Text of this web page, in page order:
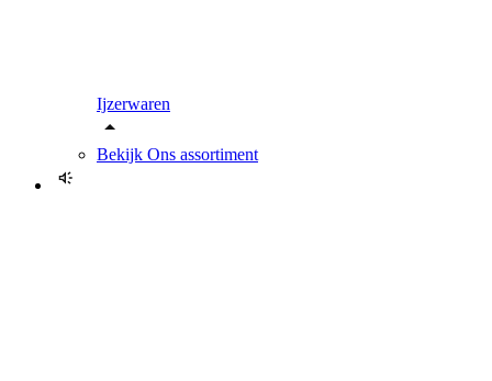
Ijzerwaren
Bekijk Ons assortiment